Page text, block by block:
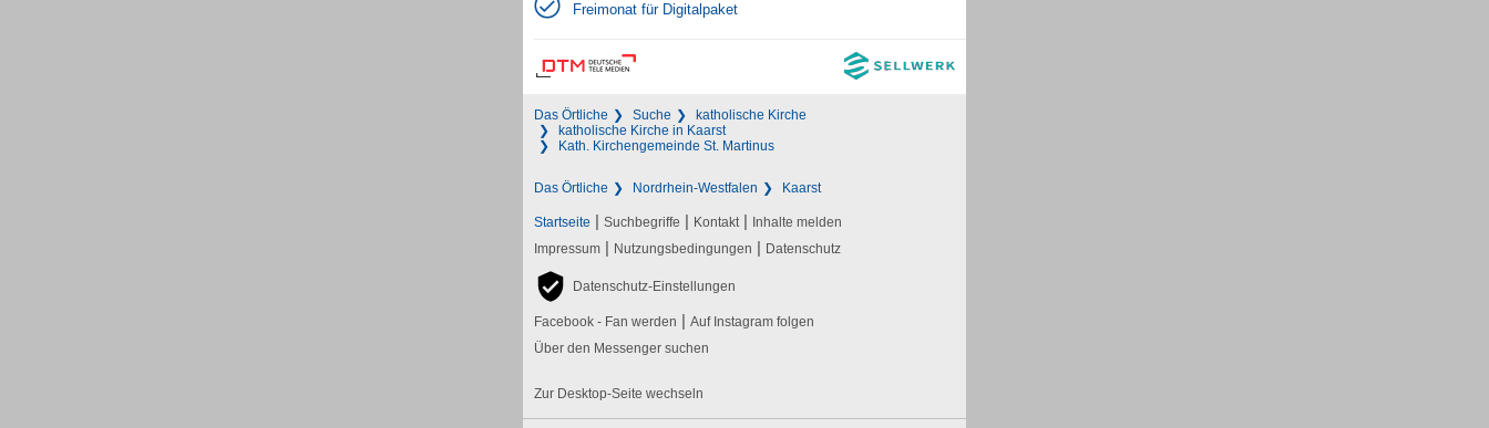
Freimonat für Digitalpaket
Das Örtliche Suche
katholische Kirche
katholische Kirche in Kaarst
Kath. Kirchengemeinde St. Martinus
Das Örtliche Nordrhein-Westfalen Kaarst
Startseite | Suchbegriffe | Kontakt | Inhalte melden
Impressum | Nutzungsbedingungen | Datenschutz
Datenschutz-Einstellungen
Facebook - Fan werden | Auf Instagram folgen
Über den Messenger suchen
Zur Desktop-Seite wechseln